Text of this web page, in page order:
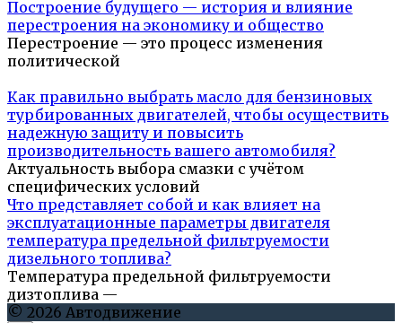
Построение будущего — история и влияние
перестроения на экономику и общество
Перестроение — это процесс изменения
политической
Как правильно выбрать масло для бензиновых
турбированных двигателей, чтобы осуществить
надежную защиту и повысить
производительность вашего автомобиля?
Актуальность выбора смазки с учётом
специфических условий
Что представляет собой и как влияет на
эксплуатационные параметры двигателя
температура предельной фильтруемости
дизельного топлива?
Температура предельной фильтруемости
дизтоплива —
© 2026 Автодвижение